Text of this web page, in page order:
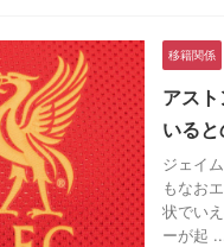
移籍関係
アス
いる
ジェイ
もなお
状でい
ーが起